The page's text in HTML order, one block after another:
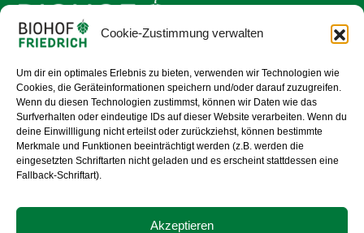
Cookie-Zustimmung verwalten
Um dir ein optimales Erlebnis zu bieten, verwenden wir Technologien wie
Cookies, die Geräteinformationen speichern und/oder darauf zuzugreifen.
Wenn du diesen Technologien zustimmst, können wir Daten wie das
Surfverhalten oder eindeutige IDs auf dieser Website verarbeiten. Wenn du
deine Einwillligung nicht erteilst oder zurückziehst, können bestimmte
Merkmale und Funktionen beeinträchtigt werden (z.B. werden die
eingesetzten Schriftarten nicht geladen und es erscheint stattdessen eine
Fallback-Schriftart).
Akzeptieren
Lilling 10
91322 Gräfenberg
Fränkische Schweiz
biohof-friedrich@t-online.de
IMPRESSUM
DATENSCHUTZ